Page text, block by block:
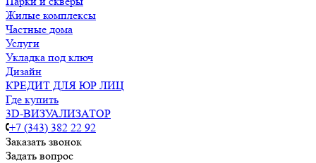
Жилые комплексы
Частные дома
Услуги
Укладка под ключ
Дизайн
КРЕДИТ ДЛЯ ЮР ЛИЦ
Где купить
3D-ВИЗУАЛИЗАТОР
+7 (343) 382 22 92
Заказать звонок
Задать вопрос